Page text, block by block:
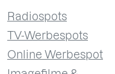
Radiospots
TV-Werbespots
Online Werbespot